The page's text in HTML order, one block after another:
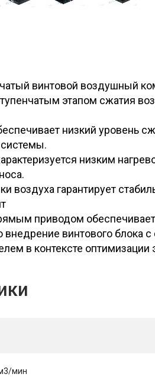
винтовой воздушный
этапом сжатия
низкий уровень
низким
воздуха гарантирует
приводом
внедрение винтового блока
в контексте
мин